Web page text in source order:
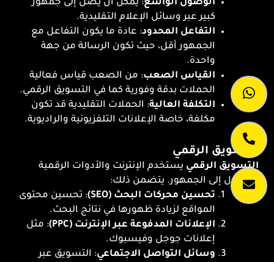
الوصول الواسع: يمكن أن يصل إلى جمهور
كبير عبر وسائل الإعلام التقليدية.
التفاعل المحدود: عادة ما يكون التفاعل مع
الجمهور أقل، حيث تكون الرسالة من جهة
واحدة.
القياس الصعب: من الصعب قياس فعالية
الحملات بدقة وفورية كما في التسويق الرقمي.
التكلفة العالية: الحملات التقليدية قد تكون
مكلفة، خاصة الإعلانات التلفزيونية والراديوية.
التسويق الرقمي
التسويق الرقمي يستخدم الإنترنت والأدوات الرقمية
للوصول إلى الجمهور. يتضمن ذلك:
تحسين محركات البحث (SEO)
: تحسين محتوى
المواقع لزيادة ظهورها في نتائج البحث.
الإعلانات المدفوعة عبر الإنترنت (PPC)
: مثل
إعلانات جوجل وفيسبوك.
وسائل التواصل الاجتماعي: التسويق عبر